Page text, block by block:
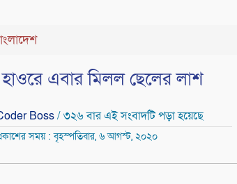
হাওরে এবার মিলল ছেলের লাশ
Boss/ ৩২৬ বার এই সংবাদটি পড়া হয়েছে
সময় : বৃহস্পতিবার, ৬ আগস্ট, ২০২০